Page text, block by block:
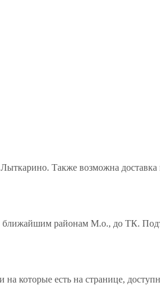
Также возможна
ближайшим районам М.о., до ТК.
которые есть на странице,